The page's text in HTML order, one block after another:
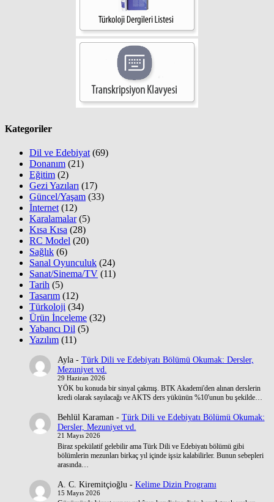
Kategoriler
Dil ve Edebiyat (69)
Donanım (21)
Eğitim (2)
Gezi Yazıları (17)
Güncel/Yaşam (33)
İnternet (12)
Karalamalar(5)
Kısa Kısa (28)
RC Model (20)
Sağlık (6)
Sanal Oyunculuk (24)
Sanat/Sinema/TV (11)
Tarih (5)
Tasarım (12)
Türkoloji (34)
Ürün İnceleme (32)
Yabancı Dil (5)
Yazılım (11)
Ayla- Türk Dili ve Edebiyatı Bölümü Okumak: Dersler,
Mezuniyet vd.
29 Haziran 2026
YÖK bu konuda bir sinyal çakmış. BTK Akademi'den alınan derslerin
kredi olarak sayılacağı ve AKTS ders yükünün %10'unun bu şekilde…
Behlül Karaman- Türk Dili ve Edebiyatı Bölümü Okumak:
Dersler, Mezuniyet vd.
21 Mayıs 2026
Biraz spekülatif gelebilir ama Türk Dili ve Edebiyatı bölümü gibi
bölümlerin mezunları birkaç yıl içinde işsiz kalabilirler. Bunun sebepleri
arasında…
A. C. Kiremitçioğlu - Kelime Dizin Programı
15 Mayıs 2026